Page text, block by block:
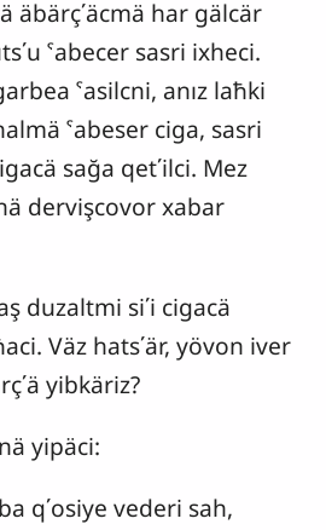
äbärç΄äcmä har gälcär
ˁabecer sasri ixheci.
ˁasilcni, anız laħki
ˁabeser ciga, sasri
sağa qet΄ilci. Mez
dervişcovor xabar
duzaltmi si΄i cigacä
Väz hats΄är, yövon iver
yibkäriz?
yipäci:
q΄osiye vederi sah,